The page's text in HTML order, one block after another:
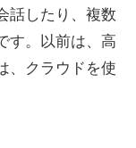
話したり、複数
す。以前は、高
、クラウドを使